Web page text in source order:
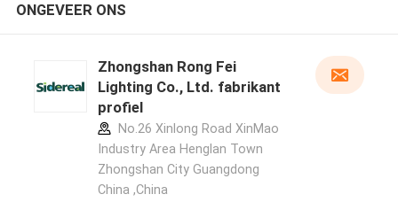
ONGEVEER ONS
Zhongshan Rong Fei
Lighting Co., Ltd. fabrikant
profiel
No.26 Xinlong Road XinMao
Industry Area Henglan Town
Zhongshan City Guangdong
China ,China